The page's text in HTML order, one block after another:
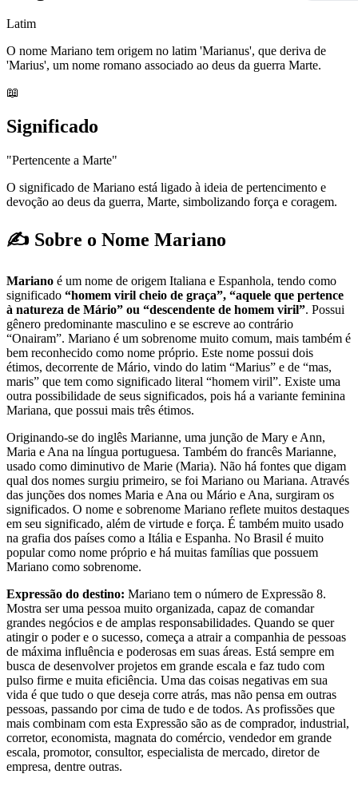
Latim
O nome Mariano tem origem no latim 'Marianus', que deriva de
'Marius', um nome romano associado ao deus da guerra Marte.
📖
Significado
"Pertencente a Marte"
O significado de Mariano está ligado à ideia de pertencimento e
devoção ao deus da guerra, Marte, simbolizando força e coragem.
✍️ Sobre o Nome Mariano
Mariano é um nome de origem Italiana e Espanhola, tendo como
significado “homem viril cheio de graça”, “aquele que pertence
à natureza de Mário” ou “descendente de homem viril”. Possui
gênero predominante masculino e se escreve ao contrário
“Onairam”. Mariano é um sobrenome muito comum, mais também é
bem reconhecido como nome próprio. Este nome possui dois
étimos, decorrente de Mário, vindo do latim “Marius” e de “mas,
maris” que tem como significado literal “homem viril”. Existe uma
outra possibilidade de seus significados, pois há a variante feminina
Mariana, que possui mais três étimos.
Originando-se do inglês Marianne, uma junção de Mary e Ann,
Maria e Ana na língua portuguesa. Também do francês Marianne,
usado como diminutivo de Marie (Maria). Não há fontes que digam
qual dos nomes surgiu primeiro, se foi Mariano ou Mariana. Através
das junções dos nomes Maria e Ana ou Mário e Ana, surgiram os
significados. O nome e sobrenome Mariano reflete muitos destaques
em seu significado, além de virtude e força. É também muito usado
na grafia dos países como a Itália e Espanha. No Brasil é muito
popular como nome próprio e há muitas famílias que possuem
Mariano como sobrenome.
Expressão do destino: Mariano tem o número de Expressão 8.
Mostra ser uma pessoa muito organizada, capaz de comandar
grandes negócios e de amplas responsabilidades. Quando se quer
atingir o poder e o sucesso, começa a atrair a companhia de pessoas
de máxima influência e poderosas em suas áreas. Está sempre em
busca de desenvolver projetos em grande escala e faz tudo com
pulso firme e muita eficiência. Uma das coisas negativas em sua
vida é que tudo o que deseja corre atrás, mas não pensa em outras
pessoas, passando por cima de tudo e de todos. As profissões que
mais combinam com esta Expressão são as de comprador, industrial,
corretor, economista, magnata do comércio, vendedor em grande
escala, promotor, consultor, especialista de mercado, diretor de
empresa, dentre outras.